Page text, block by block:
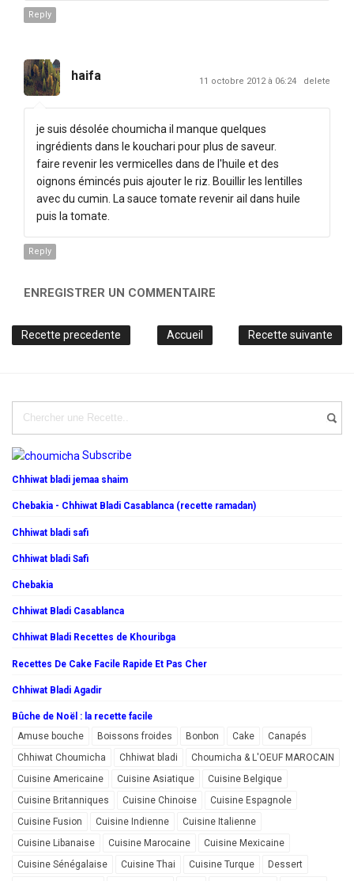
Reply
haifa 11 octobre 2012 à 06:24 delete
je suis désolée choumicha il manque quelques
ingrédients dans le kouchari pour plus de saveur.
faire revenir les vermicelles dans de l'huile et des
oignons émincés puis ajouter le riz. Bouillir les lentilles
avec du cumin. La sauce tomate revenir ail dans huile
puis la tomate.
Reply
ENREGISTRER UN COMMENTAIRE
Recette precedente Recette suivante
Accueil
Subscribe
Chhiwat bladi jemaa shaim
Chebakia - Chhiwat Bladi Casablanca (recette ramadan)
Chhiwat bladi safi
Chhiwat bladi Safi
Chebakia
Chhiwat Bladi Casablanca
Chhiwat Bladi Recettes de Khouribga
Recettes De Cake Facile Rapide Et Pas Cher
Chhiwat Bladi Agadir
Bûche de Noël : la recette facile
Amuse bouche
Boissons froides Bonbon Cake
Canapés
Chhiwat Choumicha
Chhiwat bladi
Choumicha & L'OEUF MAROCAIN
Cuisine Americaine
Cuisine Asiatique
Cuisine Belgique
Cuisine Britanniques
Cuisine Chinoise
Cuisine Espagnole
Cuisine Fusion
Cuisine Indienne
Cuisine Italienne
Cuisine Libanaise
Cuisine Marocaine
Cuisine Mexicaine
Cuisine Sénégalaise
Cuisine Thai Cuisine Turque
Dessert